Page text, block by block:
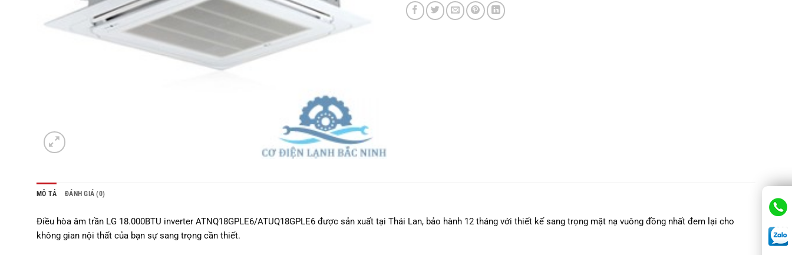
MÔ TẢ ĐÁNH GIÁ (0)
Điều hòa âm trần LG 18.000BTU inverter ATNQ18GPLE6/ATUQ18GPLE6 được sản xuất tại Thái Lan, bảo hành 12 tháng với thiết kế sang trọng mặt nạ vuông đồng nhất đem lại cho
không gian nội thất của bạn sự sang trọng cần thiết.